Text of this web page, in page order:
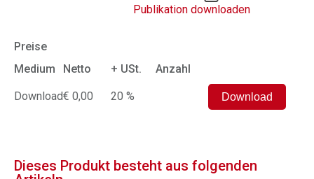
Publikation downloaden
Preise
Medium
Netto + USt. Anzahl
Download€ 0,00 20 %
Dieses Produkt besteht aus folgenden